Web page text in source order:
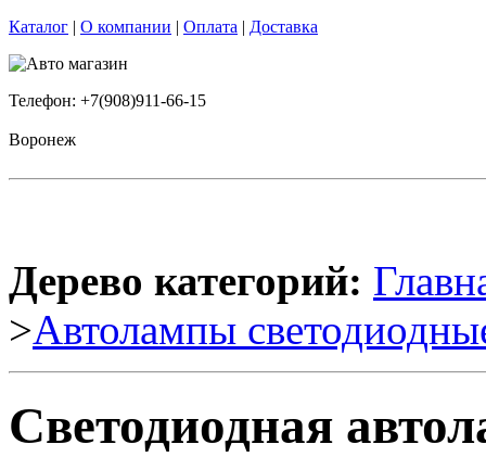
Каталог | О компании | Оплата | Доставка
Телефон: +7(908)911-66-15
Воронеж
Дерево категорий:
>Автолампы
Светодиодная